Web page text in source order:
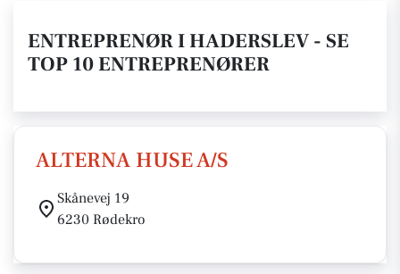
ENTREPRENØR I HADERSLEV - SE
TOP 10 ENTREPRENØRER
ALTERNA HUSE A/S
Skånevej 19
6230 Rødekro